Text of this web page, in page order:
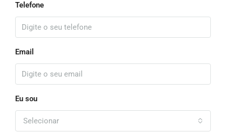
Telefone
Email
Eu sou
Selecionar